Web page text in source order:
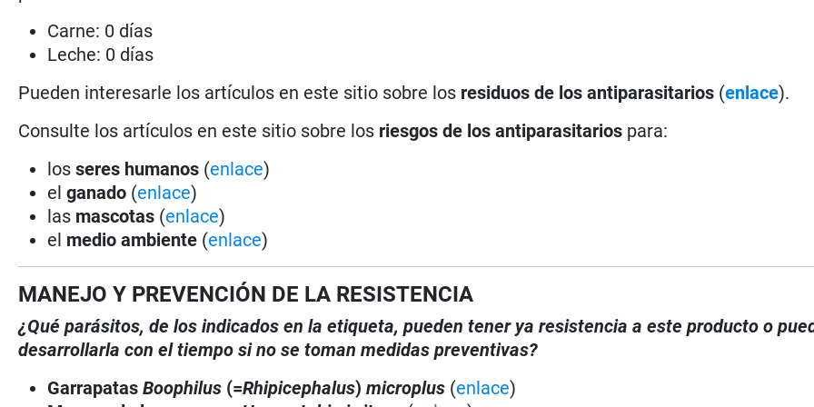
Carne: 0 días
Leche: 0 días
Pueden interesarle los artículos en este sitio sobre los residuos de los antiparasitarios (enlace).
Consulte los artículos en este sitio sobre los riesgos de los antiparasitarios para:
losseres humanos (enlace)
elganado (enlace)
las mascotas (enlace)
el medio ambiente (enlace)
MANEJO Y PREVENCIÓN DE LA RESISTENCIA
¿Qué parásitos, de los indicados en la etiqueta, pueden tener ya resistencia a este producto o
desarrollarla con el tiempo si no se toman medidas preventivas?
GarrapatasBoophilus (=Rhipicephalus)microplus (enlace)